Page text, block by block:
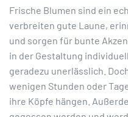
Frische Blumen sind ein
verbreiten gute Laune,
und sorgen für bunte
in der Gestaltung
geradezu unerlässlich.
wenigen Stunden oder
ihre Köpfe hängen.